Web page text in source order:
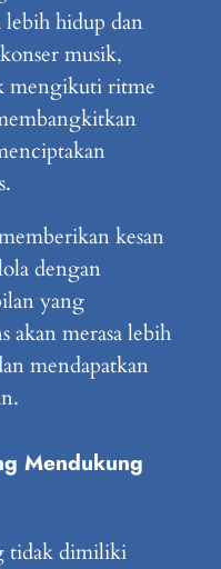
lebih hidup dan
musik,
mengikuti ritme
kesan
dengan
yang
akan merasa lebih
mendapatkan
Mendukung
tidak dimiliki